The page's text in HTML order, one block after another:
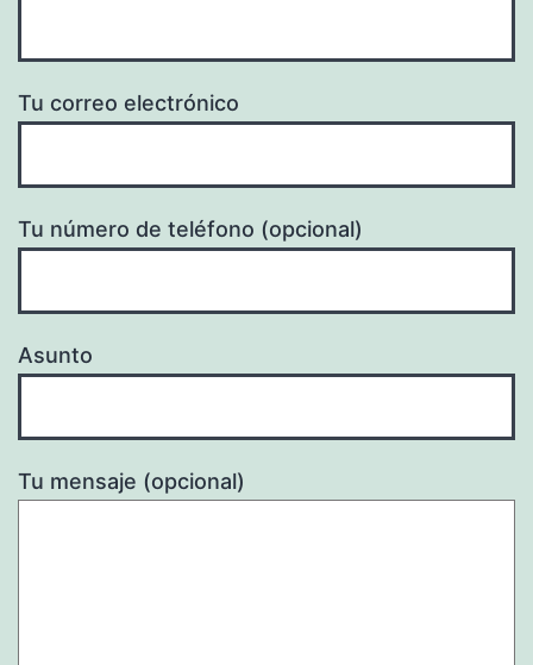
Tu correo electrónico
Tu número de teléfono (opcional)
Asunto
Tu mensaje (opcional)